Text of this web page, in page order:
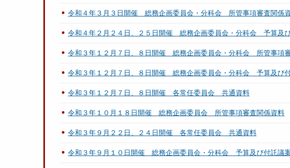
令和４年３月３日開催 総務企画委員会・分科会 所管事項審査関係
令和４年２月２４日、２５日開催 総務企画委員会・分科会 予算及び
令和３年１２月７日、８日開催 総務企画委員会・分科会 所管事項
令和３年１２月７日、８日開催 総務企画委員会・分科会 予算及び
令和３年１２月７日、８日開催 各常任委員会 共通資料
令和３年１０月１８日開催 総務企画委員会 所管事項審査関係資料
令和３年９月２２日、２４日開催 各常任委員会 共通資料
令和３年９月１０日開催 総務企画委員会・分科会 予算及び付託議